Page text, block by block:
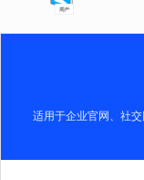
适用于企业官网、社